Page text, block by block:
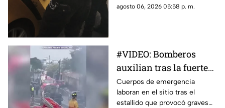
de un negocio de venta de
agosto 06, 2026 05:58 p. m.
#VIDEO: Bomberos
auxilian tras la fuerte
explosión de pipa de
gas
Cuerpos de emergencia
laboran en el sitio tras el
estallido que provocó graves